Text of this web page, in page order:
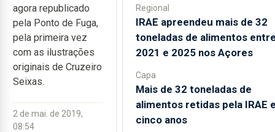
agora republicado
pela Ponto de Fuga,
pela primeira vez
com as ilustrações
originais de Cruzeiro
Seixas.
2 de mai. de 2019,
08:54
Regional
IRAE apreendeu mais de 32
toneladas de alimentos
2021 e 2025 nos Açores
Capa
Mais de 32 toneladas de
alimentos retidas pela IRAE
cinco anos